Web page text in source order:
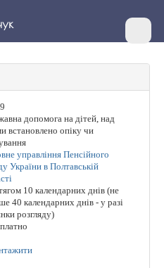
допомога на дітей, над
встановлено опіку чи
управління Пенсійного
України в Полтавській
10 календарних днів (не
40 календарних днів - у разі
розгляду)